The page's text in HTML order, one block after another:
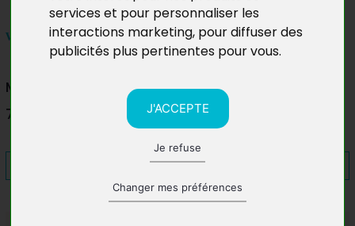
services et pour personnaliser les
interactions marketing, pour diffuser des
publicités plus pertinentes pour vous.
J'ACCEPTE
Je refuse
Changer mes préférences
vendredi 12 février 2022
Marché d'Aubergenville
78410 Aubergenville